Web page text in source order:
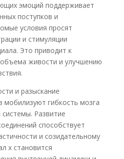
эмоций поддерживает
поступков и
условия просят
и стимуляции
Это приводит к
живости и улучшению
и разыскание
мобилизуют гибкость мозга
Развитие
способствует
и созидательному
х становится